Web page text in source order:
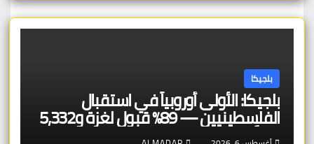
بلجيكا
بلجيكا: الأولى أوروبياً في استقبال
الفلسطينيين — 89% قبول لغزة و5,332
طلباً في 2024 — لكن الإجراء الجديد من